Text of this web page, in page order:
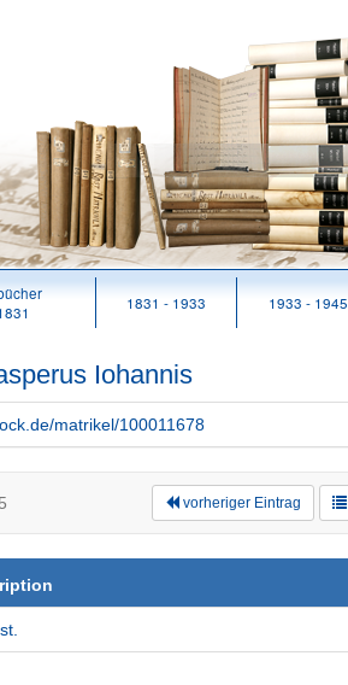
1831 - 1933 1933 - 1945
Iohannis
matrikel/100011678
vorheriger Eintrag